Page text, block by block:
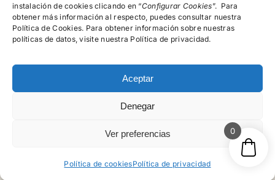
instalación de cookies clicando en “Configurar Cookies”. Para
obtener más información al respecto, puedes consultar nuestra
Política de Cookies. Para obtener información sobre nuestras
políticas de datos, visite nuestra Política de privacidad.
Aceptar
Denegar
Ver preferencias
Política de cookiesPolítica de privacidad
615.996.522
C/Rector Lucena, Nº 15-19, 4º A, Salamanca
reservados
0